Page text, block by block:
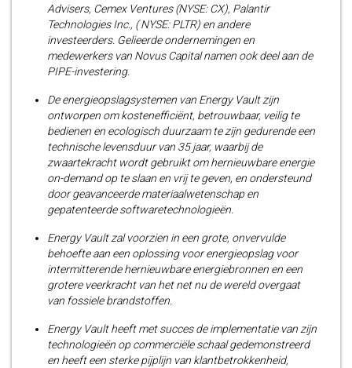
Advisers, Cemex Ventures (NYSE: CX), Palantir
Technologies Inc., ( NYSE: PLTR) en andere
investeerders. Gelieerde ondernemingen en
medewerkers van Novus Capital namen ook deel aan de
PIPE-investering.
De energieopslagsystemen van Energy Vault zijn
ontworpen om kostenefficiënt, betrouwbaar, veilig te
bedienen en ecologisch duurzaam te zijn gedurende een
technische levensduur van 35 jaar, waarbij de
zwaartekracht wordt gebruikt om hernieuwbare energie
on-demand op te slaan en vrij te geven, en ondersteund
door geavanceerde materiaalwetenschap en
gepatenteerde softwaretechnologieën.
Energy Vault zal voorzien in een grote, onvervulde
behoefte aan een oplossing voor energieopslag voor
intermitterende hernieuwbare energiebronnen en een
grotere veerkracht van het net nu de wereld overgaat
van fossiele brandstoffen.
Energy Vault heeft met succes de implementatie van zijn
technologieën op commerciële schaal gedemonstreerd
en heeft een sterke pijplijn van klantbetrokkenheid,